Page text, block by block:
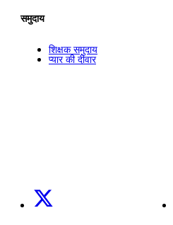
समुदाय
शिक्षक समुदाय
प्यार की दीवार
X